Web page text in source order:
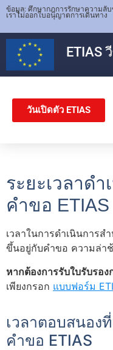
ข้อมูล: ศึกษากฎการรักษาความลับ
เราไม่ออกใบอนุญาตการเดินทาง
ETIASวี
วันเปิดตัว ETIAS
ระยะเวลาด
คำขอ ETIAS
เวลาในการดำเนินการส
ขึ้นอยู่กับคำขอ ความล่า
หากต้องการรับใบรับรอ
เพียงกรอก แบบฟอร์ม
เวลาตอบสนอง
คำขอ ETIAS